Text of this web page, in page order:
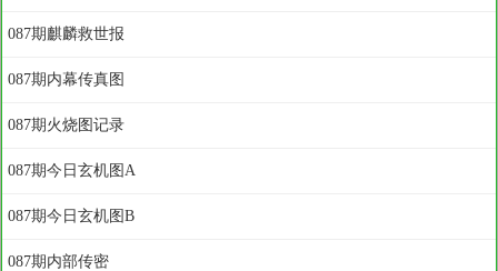
087期麒麟救世报
087期内幕传真图
087期火烧图记录
087期今日玄机图A
087期今日玄机图B
087期内部传密